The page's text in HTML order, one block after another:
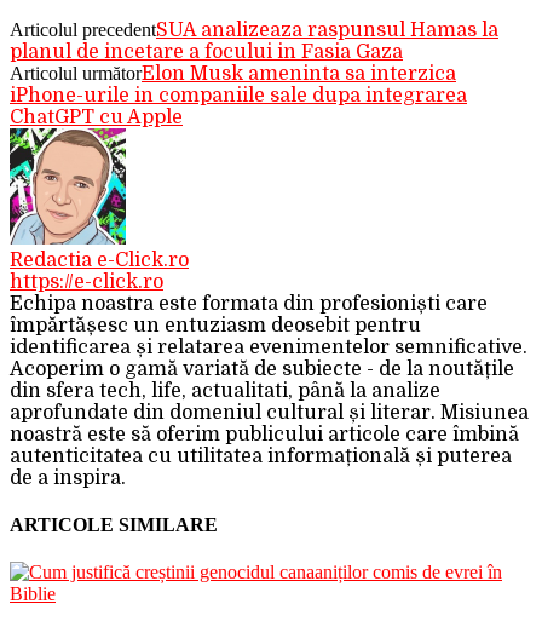
Articolul precedentSUA analizeaza raspunsul Hamas la
planul de incetare a focului in Fasia Gaza
Articolul următorElon Musk ameninta sa interzica
iPhone-urile in companiile sale dupa integrarea
ChatGPT cu Apple
Redactia e-Click.ro
https://e-click.ro
Echipa noastra este formata din profesioniști care
împărtășesc un entuziasm deosebit pentru
identificarea și relatarea evenimentelor semnificative.
Acoperim o gamă variată de subiecte - de la noutățile
din sfera tech, life, actualitati, până la analize
aprofundate din domeniul cultural și literar. Misiunea
noastră este să oferim publicului articole care îmbină
autenticitatea cu utilitatea informațională și puterea
de a inspira.
ARTICOLE SIMILARE